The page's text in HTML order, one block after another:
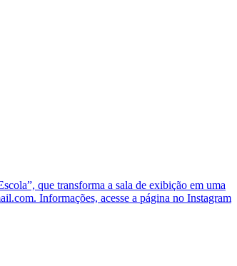
que transforma a sala de exibição em uma
Informações, acesse a página no Instagram